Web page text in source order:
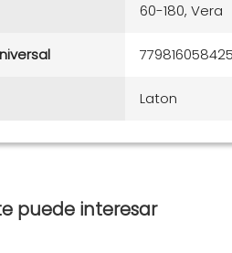
60-180, Vera
Laton
puede interesar